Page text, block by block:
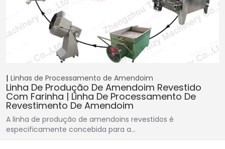
Linhas de Processamento de Amendoim
Linha De Produção De Amendoim Revestido
Com Farinha | Linha De Processamento De
Revestimento De Amendoim
A linha de produção de amendoins revestidos é
especificamente concebida para a…